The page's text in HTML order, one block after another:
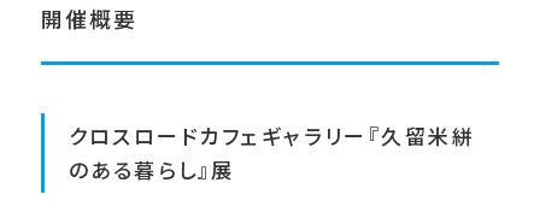
開催概要
クロスロードカフェギャラリー『久留米絣
のある暮らし』展